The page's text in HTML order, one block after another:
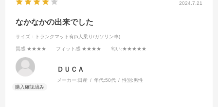
2024.7.21
なかなかの出来でした
サイズ：トランクマット有(5人乗り/ガソリン車)
質感:★★★★ フィット感:★★★★ 匂い:★★★★★
ＤＵＣＡ
メーカー: 日産 年代:50代 性別:男性